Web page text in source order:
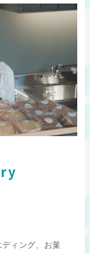
ィング、お菓